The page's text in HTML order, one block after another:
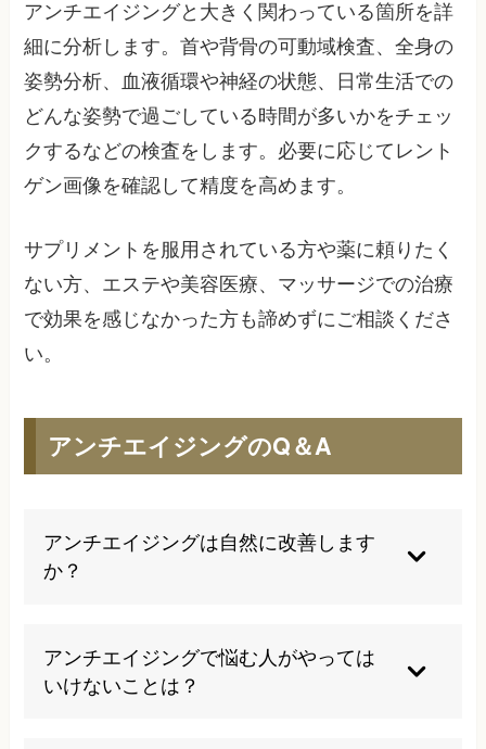
アンチエイジングと大きく関わっている箇所を詳
細に分析します。首や背骨の可動域検査、全身の
姿勢分析、血液循環や神経の状態、日常生活での
どんな姿勢で過ごしている時間が多いかをチェッ
クするなどの検査をします。必要に応じてレント
ゲン画像を確認して精度を高めます。
サプリメントを服用されている方や薬に頼りたく
ない方、エステや美容医療、マッサージでの治療
で効果を感じなかった方も諦めずにご相談くださ
い。
アンチエイジングのQ＆A
アンチエイジングは自然に改善します
か？
なプロセスであり、適切なケアと予防的なアプロ
ーチを継続することで進行を遅らせることが可能
です。
アンチエイジングで悩む人がやっては
いけないことは？